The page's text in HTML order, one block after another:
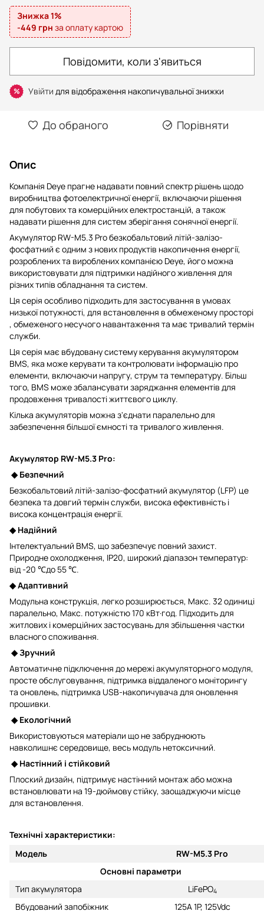
Знижка 1%
-449 грн за оплату картою
Повідомити, коли з'явиться
% Увійти для відображення накопичувальної знижки
До обраного Порівняти
Опис
Компанія Deye прагне надавати повний спектр рішень щодо
виробництва фотоелектричної енергії, включаючи рішення
для побутових та комерційних електростанцій, а також
надавати рішення для систем зберігання сонячної енергії.
Акумулятор RW-M5.3 Pro безкобальтовий літій-залізо-
фосфатний є одним з нових продуктів накопичення енергії,
розроблених та вироблених компанією Deye, його можна
використовувати для підтримки надійного живлення для
різних типів обладнання та систем.
Ця серія особливо підходить для застосування в умовах
низької потужності, для встановлення в обмеженому просторі
, обмеженого несучого навантаження та має тривалий термін
служби.
Ця серія має вбудовану систему керування акумулятором
BMS, яка може керувати та контролювати інформацію про
елементи, включаючи напругу, струм та температуру. Більш
того, BMS може збалансувати заряджання елементів для
продовження тривалості життєвого циклу.
Кілька акумуляторів можна з'єднати паралельно для
забезпечення більшої ємності та тривалого живлення.
Акумулятор RW-M5.3 Pro:
◆Безпечний
Безкобальтовий літій-залізо-фосфатний акумулятор (LFP) це
безпека та довгий термін служби, висока ефективність і
висока концентрація енергії.
◆Надійний
Інтелектуальний BMS, що забезпечує повний захист.
Природне охолодження, IP20, широкий діапазон температур:
від -20 ℃до 55 ℃.
◆Адаптивний
Модульна конструкція, легко розширюється, Макс. 32 одиниці
паралельно, Макс. потужністю 170 кВт·год. Підходить для
житлових і комерційних застосувань для збільшення частки
власного споживання.
◆Зручний
Автоматичне підключення до мережі акумуляторного модуля,
просте обслуговування, підтримка віддаленого моніторингу
та оновлень, підтримка USB-накопичувача для оновлення
прошивки.
◆Екологічний
Використовуються матеріали що не забруднюють
навколишнє середовище, весь модуль нетоксичний.
◆Настінний і стійковий
Плоский дизайн, підтримує настінний монтаж або можна
встановлювати на 19-дюймову стійку, заощаджуючи місце
для встановлення.
Технiчнi характеристики:
Модель
RW-M5.3 Pro
Основні параметри
Тип акумулятора
LiFePO4
Вбудований запобіжник 125A 1P, 125Vdc